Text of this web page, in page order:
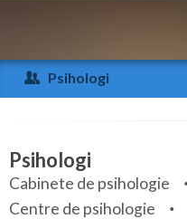
Arad
Arges
Bihor
Bistrita-Nasaud
Psihologi
Specialitati
Servicii
Psihologi
Cabinete de psihologie
Centre de psihologie